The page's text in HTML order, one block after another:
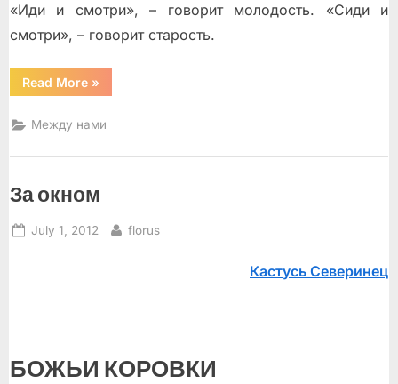
«Иди и смотри», – говорит молодость. «Сиди и
смотри», – говорит старость.
Read More“«Есть
в
первоначальной…»”
»
Между нами
За окном
Posted
July 1, 2012 By
florus
Кастусь Северинец
БОЖЬИ КОРОВКИ